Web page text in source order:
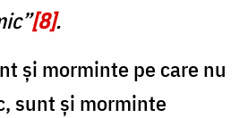
[8].
și morminte pe care nu
sunt și morminte